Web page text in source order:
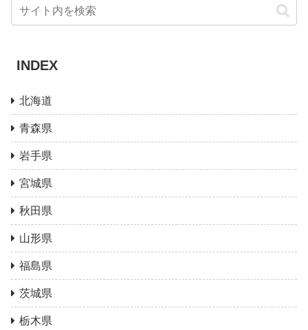
INDEX
北海道
青森県
岩手県
宮城県
秋田県
山形県
福島県
茨城県
栃木県